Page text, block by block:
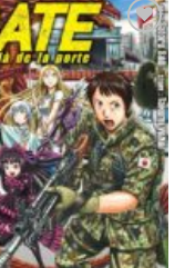
Ajouter
à la
wishlist